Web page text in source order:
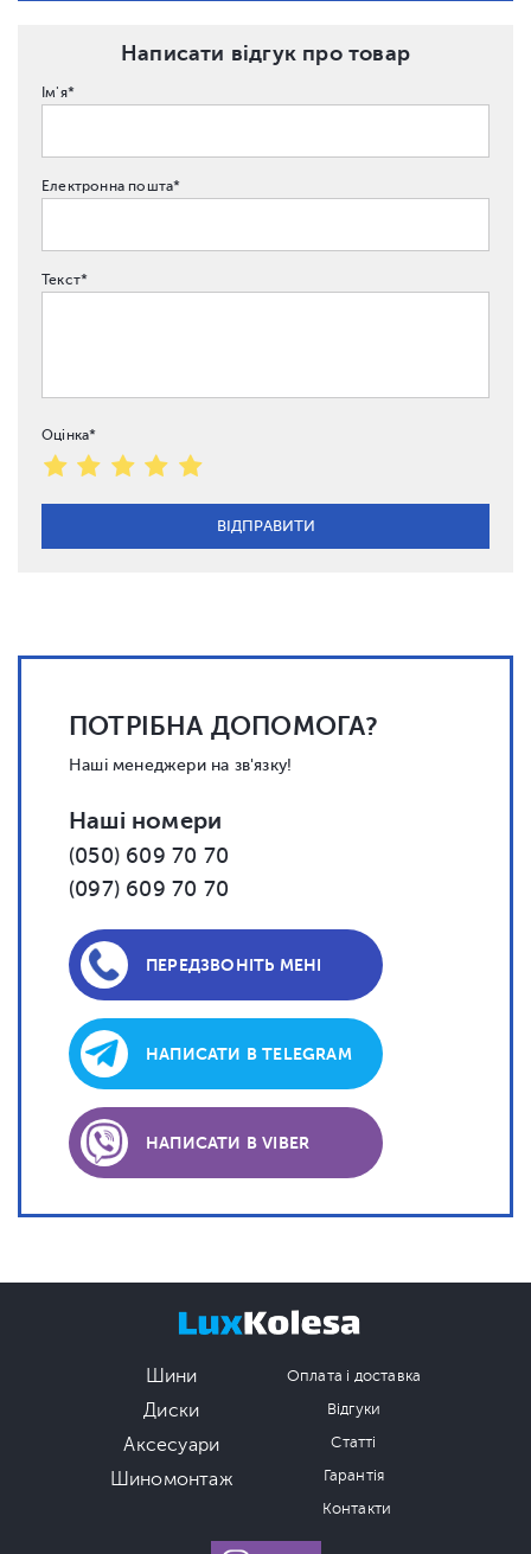
Написати відгук про товар
Ім'я*
Електронна пошта*
Текст*
Оцінка*
ПОТРІБНА ДОПОМОГА?
Наші менеджери на зв'язку!
Наші номери
(050) 609 70 70
(097) 609 70 70
ПЕРЕДЗВОНІТЬ МЕНІ
НАПИСАТИ В TELEGRAM
НАПИСАТИ В VIBER
Шини
Диски
Аксесуари
Шиномонтаж
Оплата і доставка
Відгуки
Статті
Гарантія
Контакти